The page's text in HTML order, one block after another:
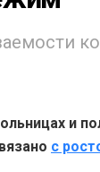
и
с